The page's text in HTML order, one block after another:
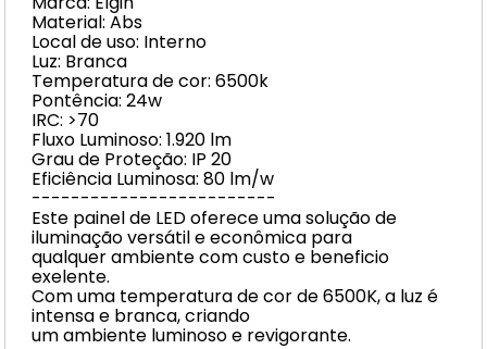
Material: Abs
Local de uso: Interno
Luz: Branca
Temperatura de cor: 6500k
Pontência: 24w
IRC: >70
Fluxo Luminoso: 1.920 lm
Grau de Proteção: IP 20
Eficiência Luminosa: 80 lm/w
-------------------------
Este painel de LED oferece uma solução de
iluminação versátil e econômica para
qualquer ambiente com custo e beneficio
exelente.
Com uma temperatura de cor de 6500K, a luz é
intensa e branca, criando
um ambiente luminoso e revigorante.